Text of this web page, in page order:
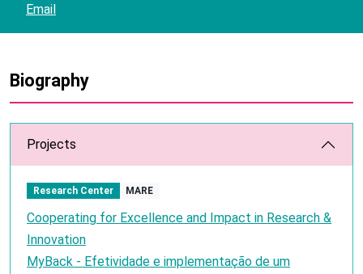
Email
Biography
Projects
Research Center MARE
Cooperating for Excellence and Impact in Research &
Innovation
MyBack - Efetividade e implementação de um